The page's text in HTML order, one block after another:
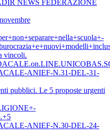
NEWS FEDERAZIONE
vincoli.
ANIEF-N.31-DEL-31-
pubblici. Le 5 proposte urgenti
ANIEF-N.30-DEL-24-